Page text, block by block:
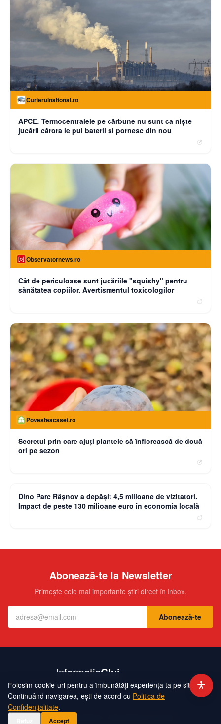
Curierulnational.ro
APCE: Termocentralele pe cărbune nu sunt ca niște
jucării cărora le pui baterii și pornesc din nou
Observatornews.ro
Cât de periculoase sunt jucăriile "squishy" pentru
sănătatea copiilor. Avertismentul toxicologilor
Povesteacasei.ro
Secretul prin care ajuți plantele să înflorească de două
ori pe sezon
Dino Parc Râșnov a depășit 4,5 milioane de vizitatori.
Impact de peste 130 milioane euro în economia locală
Abonează-te la Newsletter
Primește cele mai importante știri direct în inbox.
Abonează-te
ContactEchipa Publicitate Politică de ConfidențialitateHartă Site
©2026
Folosim cookie-uri pentru a îmbunătăți experiența ta pe site.
Continuând navigarea, ești de acord cu Politica de
Confidențialitate.
Accept